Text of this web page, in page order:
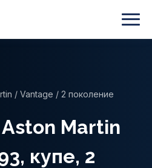
/ Vantage / 2 поколение
Martin
купе, 2